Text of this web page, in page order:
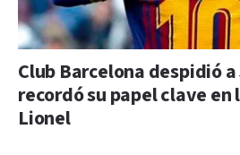
Club Barcelona despidió
recordó su papel clave en
Lionel